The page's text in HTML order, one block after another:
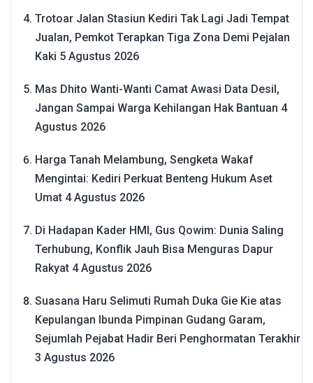
Trotoar Jalan Stasiun Kediri Tak Lagi Jadi Tempat
Jualan, Pemkot Terapkan Tiga Zona Demi Pejalan
Kaki 5 Agustus 2026
Mas Dhito Wanti-Wanti Camat Awasi Data Desil,
Jangan Sampai Warga Kehilangan Hak Bantuan 4
Agustus 2026
Harga Tanah Melambung, Sengketa Wakaf
Mengintai: Kediri Perkuat Benteng Hukum Aset
Umat 4 Agustus 2026
Di Hadapan Kader HMI, Gus Qowim: Dunia Saling
Terhubung, Konflik Jauh Bisa Menguras Dapur
Rakyat 4 Agustus 2026
Suasana Haru Selimuti Rumah Duka Gie Kie atas
Kepulangan Ibunda Pimpinan Gudang Garam,
Sejumlah Pejabat Hadir Beri Penghormatan Terakhir
3 Agustus 2026